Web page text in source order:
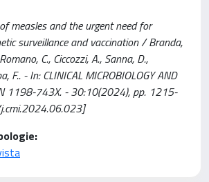
measles and the urgent need for
surveillance and vaccination / Branda,
C., Ciccozzi, A., Sanna, D.,
F.. - In: CLINICAL MICROBIOLOGY AND
1198-743X. - 30:10(2024), pp. 1215-